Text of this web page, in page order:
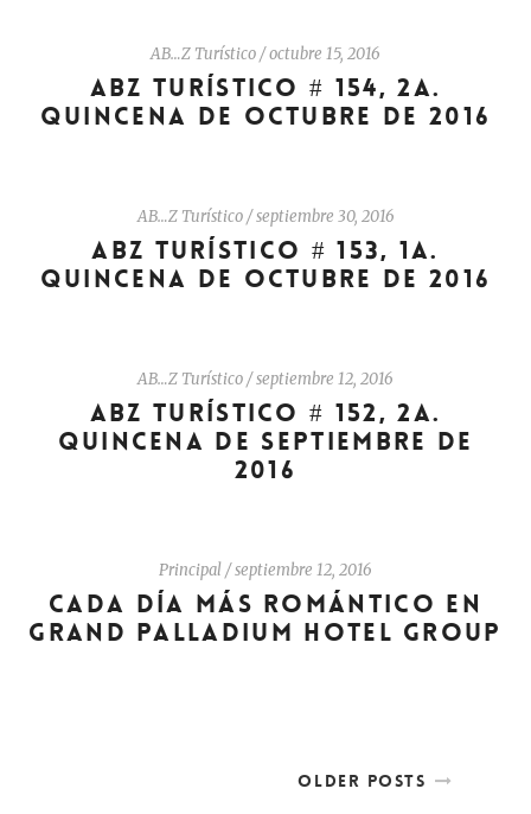
AB…Z Turístico/octubre 15, 2016
ABZ TURÍSTICO # 154, 2A.
QUINCENA DE OCTUBRE DE 2016
AB…Z Turístico /septiembre 30, 2016
ABZ TURÍSTICO # 153, 1A.
QUINCENA DE OCTUBRE DE 2016
AB…Z Turístico/septiembre 12, 2016
ABZ TURÍSTICO # 152, 2A.
QUINCENA DE SEPTIEMBRE DE
2016
Principal /septiembre 12, 2016
CADA DÍA MÁS ROMÁNTICO EN
GRAND PALLADIUM HOTEL GROUP
OLDER POSTS